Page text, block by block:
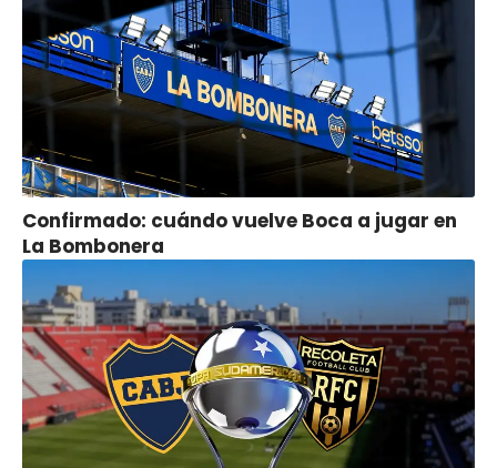
Confirmado: cuándo vuelve Boca a jugar en
La Bombonera